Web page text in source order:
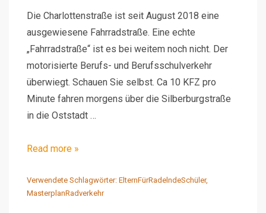
Die Charlottenstraße ist seit August 2018 eine
ausgewiesene Fahrradstraße. Eine echte
„Fahrradstraße“ ist es bei weitem noch nicht. Der
motorisierte Berufs- und Berufsschulverkehr
überwiegt. Schauen Sie selbst. Ca 10 KFZ pro
Minute fahren morgens über die Silberburgstraße
in die Oststadt …
Video
RT
–
Read more »
Verwendete Schlagwörter: ElternFürRadelndeSchüler,
MasterplanRadverkehr